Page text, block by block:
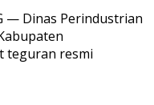
— Dinas Perindustrian
teguran resmi